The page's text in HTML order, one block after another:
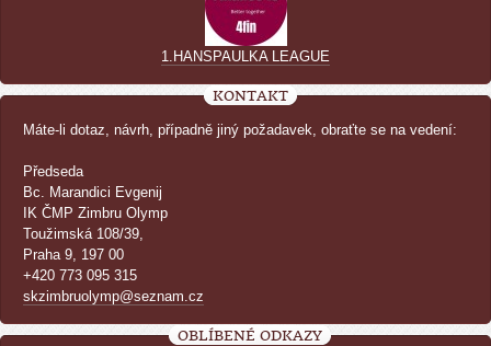
1.HANSPAULKA LEAGUE
KONTAKT
Máte-li dotaz, návrh, případně jiný požadavek, obraťte se na vedení:
Předseda
Bc. Marandici Evgenij
IK ČMP Zimbru Olymp
Toužimská 108/39,
Praha 9, 197 00
+420 773 095 315
skzimbruolymp@seznam.cz
OBLÍBENÉ ODKAZY